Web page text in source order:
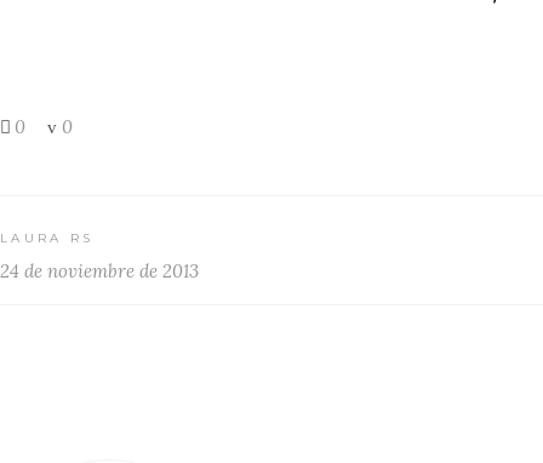
0 0
LAURA RS
24 de noviembre de 2013